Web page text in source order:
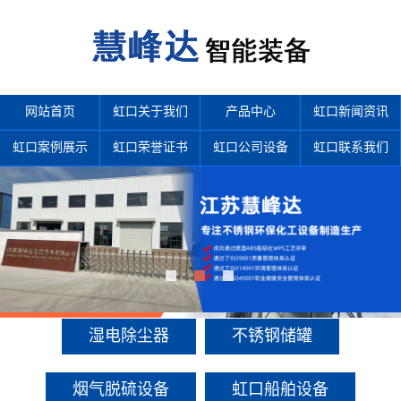
网站首页 虹口关于我们 产品中心 虹口新闻资讯
虹口案例展示 虹口荣誉证书 虹口公司设备 虹口联系我们
产品中心
多年来诚信服务每一位客户，以至诚用心，缔造优良品质。
湿电除尘器 不锈钢储罐
烟气脱硫设备 虹口船舶设备